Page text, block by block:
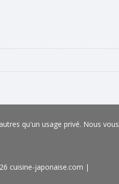
qu'un usage privé. Nous vous
cuisine-japonaise.com |